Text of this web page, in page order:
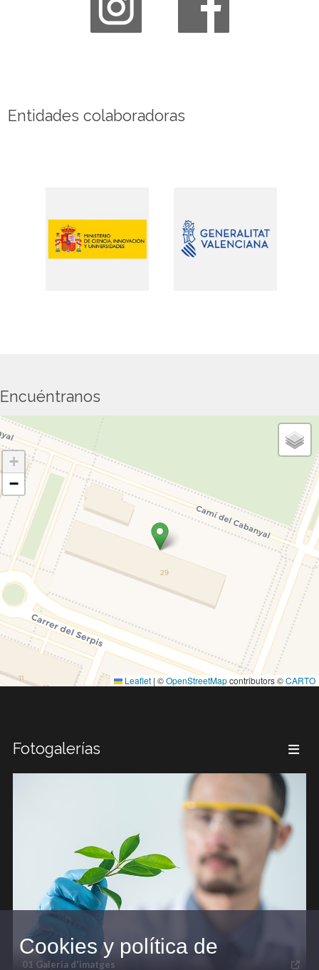
Entidades colaboradoras
Encuéntranos
+
−
Leaflet | ©OpenStreetMapcontributors ©CARTO
Fotogalerías
01 Galeria d'imatges
Cookies y política de